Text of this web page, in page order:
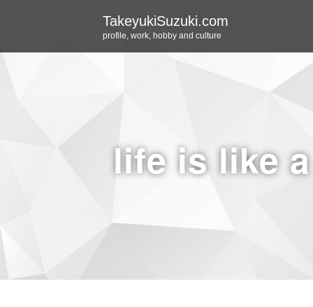
TakeyukiSuzuki.com
profile, work, hobby and culture
life is like